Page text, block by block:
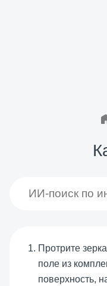
Протрите
поле из
поверхность,